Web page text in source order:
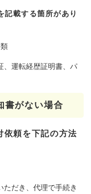
載する箇所があり
運転経歴証明書、パ
書がない場合
頼を下記の方法
だき、代理で手続き